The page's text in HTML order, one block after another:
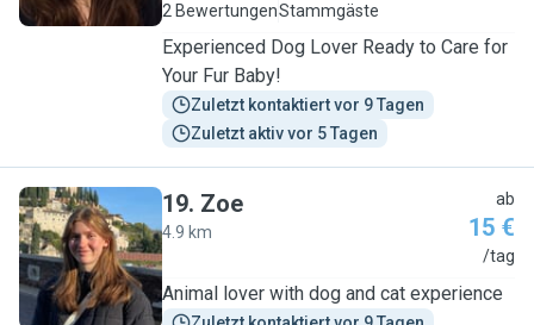
2 BewertungenStammgäste
Experienced Dog Lover Ready to Care for
Your Fur Baby!
Zuletzt kontaktiert vor 9 Tagen
Zuletzt aktiv vor 5 Tagen
Z
19. Zoe
4.9 km
ab
15 €
/tag
Animal lover with dog and cat experience